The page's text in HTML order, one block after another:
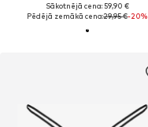
Sākotnējā cena: 59,90 €
Pēdējā zemākā cena:29,95 €-20%